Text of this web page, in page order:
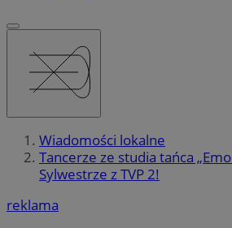
Wiadomości lokalne
Tancerze ze studia tańca
Sylwestrze z TVP 2!
reklama